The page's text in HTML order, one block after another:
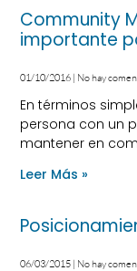
Community
importante
01/10/2016 No hay
En términos
persona con un
mantener en
Leer Más »
06/03/2015 No hay